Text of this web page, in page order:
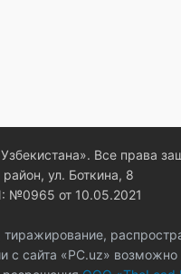
Все права
ул. Боткина, 8
№0965 от 10.05.2021
с сайта «PC.uz» возможно